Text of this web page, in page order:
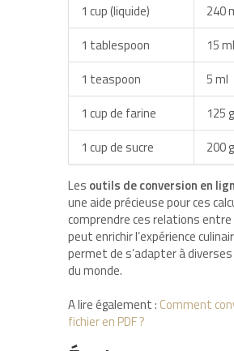
1 cup (liquide)
240
1 tablespoon
15 ml
1 teaspoon
5 ml
1 cup de farine
125 g
1 cup de sucre
200 g
Les outils de conversion en
une aide précieuse pour ces
comprendre ces relations
peut enrichir l’expérience
permet de s’adapter à
du monde.
A lire également : Comment
fichier en PDF ?